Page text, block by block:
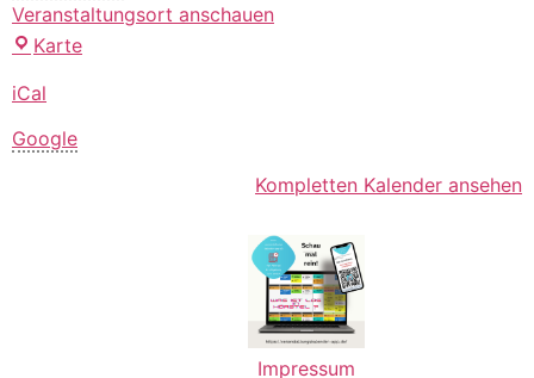
Veranstaltungsort anschauen
Karte
iCal
Google
Kompletten Kalender ansehen
Impressum